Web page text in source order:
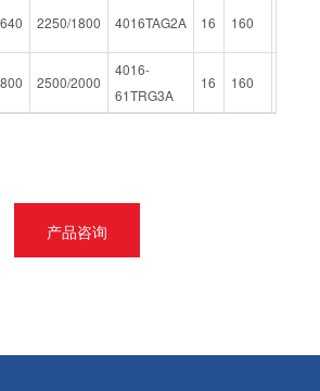
2250/1800 4016TAG2A 16 160
2500/2000
4016-
61TRG3A
16 160
产品咨询